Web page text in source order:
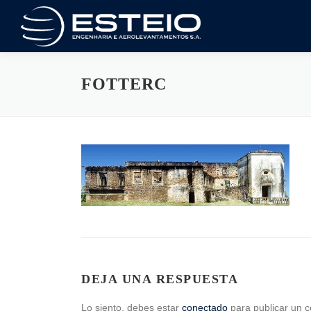
contenido
FOTTERC
DEJA UNA RESPUESTA
Lo siento, debes estar conectado para publicar un